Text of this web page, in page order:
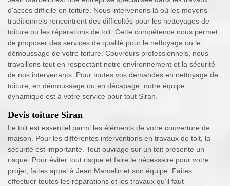
d'accès difficile en toiture. Nous intervenons là où les moyens
traditionnels rencontrent des difficultés pour les nettoyages de
toiture ou les réparations de toit. Cette compétence nous permet
de proposer des services de qualité pour le nettoyage ou le
démoussage de votre toiture. Couvreurs professionnels, nous
travaillons tout en respectant notre environnement et la sécurité
de nos intervenants. Pour toutes vos demandes en nettoyage de
toiture, en démoussage ou en décapage, notre équipe
dynamique est à votre service pour tout Siran.
Devis toiture Siran
Le toit est essentiel parmi les éléments de votre couverture de
maison. Pour les différentes interventions en travaux de toit, la
sécurité est importante. Tout ouvrage sur un toit présente un
risque. Pour éviter tout risque et faire le nécessaire pour votre
projet, faites appel à Jean Marcelin et son équipe. Faites
effectuer toutes les réparations et les travaux qu’il faut